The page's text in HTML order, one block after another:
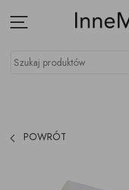
Menu
Szukaj produktów
POWRÓT